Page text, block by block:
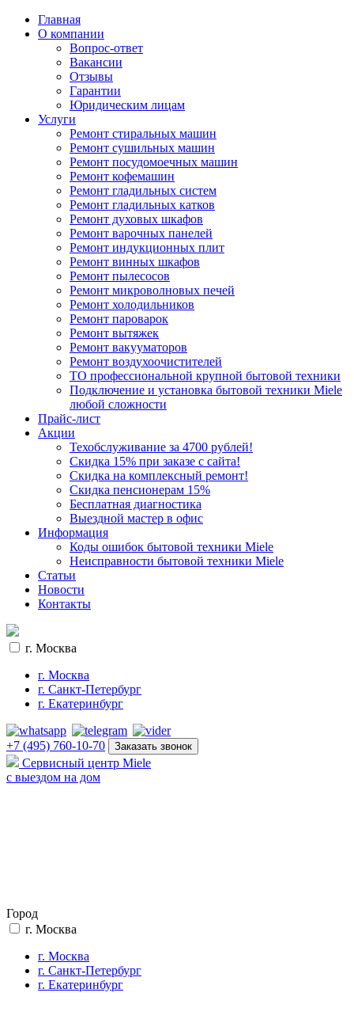
Главная
О компании
Вопрос-ответ
Вакансии
Отзывы
Гарантии
Юридическим лицам
Услуги
Ремонт стиральных машин
Ремонт сушильных машин
Ремонт посудомоечных машин
Ремонт кофемашин
Ремонт гладильных систем
Ремонт гладильных катков
Ремонт духовых шкафов
Ремонт варочных панелей
Ремонт индукционных плит
Ремонт винных шкафов
Ремонт пылесосов
Ремонт микроволновых печей
Ремонт холодильников
Ремонт пароварок
Ремонт вытяжек
Ремонт вакууматоров
Ремонт воздухоочистителей
ТО профессиональной крупной бытовой техники
Подключение и установка бытовой техники Miele
любой сложности
Прайс-лист
Акции
Техобслуживание за 4700 рублей!
Cкидка 15% при заказе с сайта!
Скидка на комплексный ремонт!
Скидка пенсионерам 15%
Бесплатная диагностика
Выездной мастер в офис
Информация
Коды ошибок бытовой техники Miele
Неисправности бытовой техники Miele
Статьи
Новости
Контакты
г. Москва
г. Москва
г. Санкт-Петербург
г. Екатеринбург
+7 (495) 760-10-70 Заказать звонок
Сервисный центр Miele
с выездом на дом
Город
г. Москва
г. Москва
г. Санкт-Петербург
г. Екатеринбург